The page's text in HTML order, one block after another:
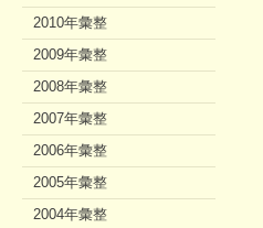
2010年彙整
2009年彙整
2008年彙整
2007年彙整
2006年彙整
2005年彙整
2004年彙整